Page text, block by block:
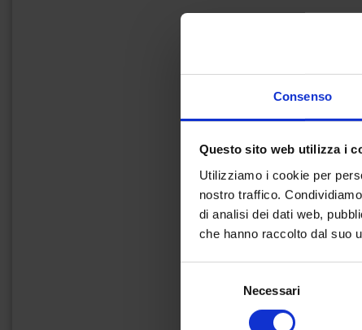
Consenso
Questo sito web utilizza i
Utilizziamo i cookie per
nostro traffico.
di analisi dei dati web,
che hanno raccolto dal suo
Necessari